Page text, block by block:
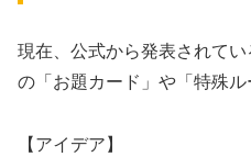
現在、公式から発表されて
の「お題カード」や「特殊ル
【アイデア】